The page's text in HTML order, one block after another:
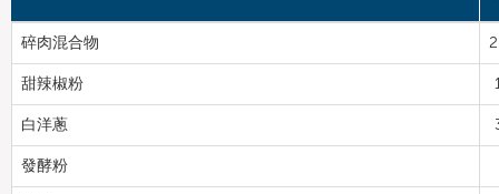
碎肉混合物
甜辣椒粉
白洋蔥
發酵粉